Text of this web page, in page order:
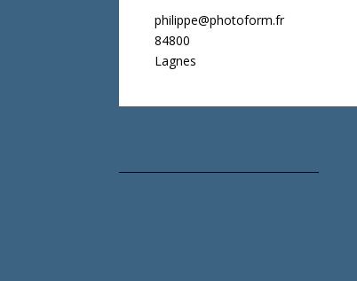
philippe@photoform.fr
84800
Lagnes